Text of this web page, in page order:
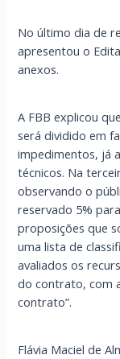
No último dia de
apresentou o
anexos.
A FBB explicou
será dividido em
impedimentos, já
técnicos. Na
observando o
reservado 5%
proposições que
uma lista de
avaliados os
do contrato, com
contrato”.
Flávia Maciel de